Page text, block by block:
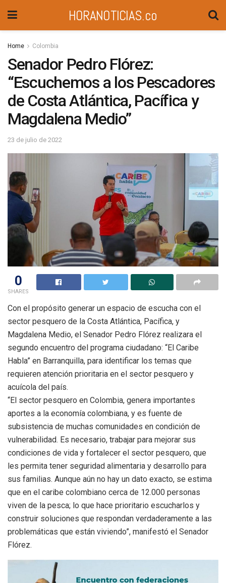
HORANOTICIAS.co
Home Colombia
Senador Pedro Flórez:
“Escuchemos a los Pescadores
de Costa Atlántica, Pacífica y
Magdalena Medio”
23 de julio de 2022
0
SHARES
Con el propósito generar un espacio de escucha con el
sector pesquero de la Costa Atlántica, Pacífica, y
Magdalena Medio, el Senador Pedro Flórez realizara el
segundo encuentro del programa ciudadano: “El Caribe
Habla” en Barranquilla, para identificar los temas que
requieren atención prioritaria en el sector pesquero y
acuícola del país.
“El sector pesquero en Colombia, genera importantes
aportes a la economía colombiana, y es fuente de
subsistencia de muchas comunidades en condición de
vulnerabilidad. Es necesario, trabajar para mejorar sus
condiciones de vida y fortalecer el sector pesquero, que
les permita tener seguridad alimentaria y desarrollo para
sus familias. Aunque aún no hay un dato exacto, se estima
que en el caribe colombiano cerca de 12.000 personas
viven de la pesca; lo que hace prioritario escucharlos y
construir soluciones que respondan verdaderamente a las
problemáticas que están viviendo”, manifestó el Senador
Flórez.